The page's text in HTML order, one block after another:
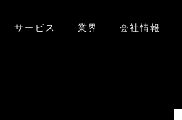
サービス 業界 会社情報